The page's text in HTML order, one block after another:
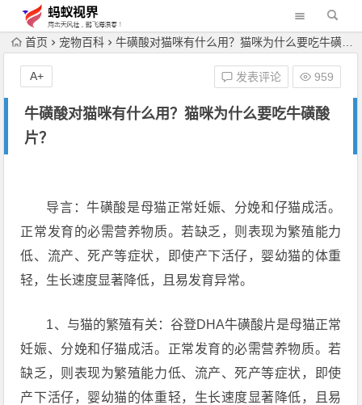
首页 宠物百科 牛磺酸对猫咪有什么用？猫咪为什么要吃牛磺酸片？
牛磺酸对猫咪有什么用？猫咪为什么要吃牛磺酸
片？
发表评论 959
A+
导言：牛磺酸是母猫正常妊娠、分娩和仔猫成活。
正常发育的必需营养物质。若缺乏，则表现为繁殖能力
低、流产、死产等症状，即使产下活仔，婴幼猫的体重
轻，生长速度显著降低，且易发育异常。
1、与猫的繁殖有关：谷登DHA牛磺酸片是母猫正常
妊娠、分娩和仔猫成活。正常发育的必需营养物质。若
缺乏，则表现为繁殖能力低、流产、死产等症状，即使
产下活仔，婴幼猫的体重轻，生长速度显著降低，且易